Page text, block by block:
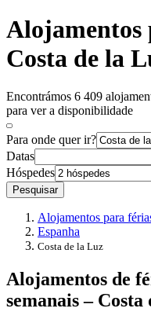
Alojamentos
Costa de la
Encontrámos 6 409
para ver a disponibilidade
Para onde quer ir?
Datas
Hóspedes
Pesquisar
Alojamentos para
Espanha
Costa de la Luz
Alojamentos de
semanais – Costa